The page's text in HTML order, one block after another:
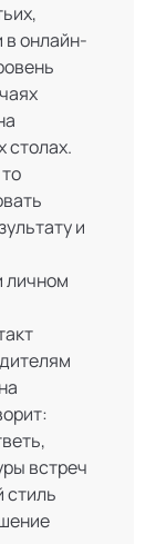
в онлайн-
столах.
и
личном
встреч
стиль